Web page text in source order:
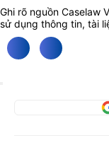
Ghi rõ nguồn Caselaw
sử dụng thông tin, tài